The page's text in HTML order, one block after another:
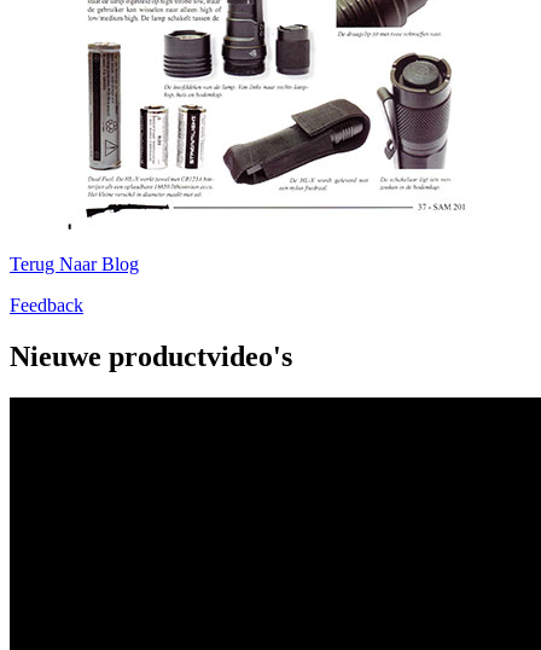
Terug Naar Blog
Feedback
Nieuwe productvideo's